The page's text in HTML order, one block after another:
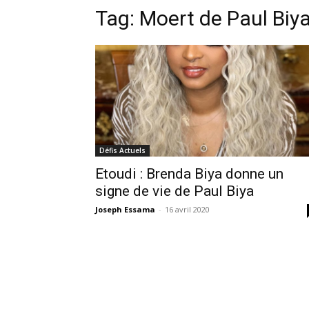
Tag: Moert de Paul
Défis Actuels
Etoudi : Brenda Biya donne un
signe de vie de Paul Biya
Joseph Essama - 16 avril 2020